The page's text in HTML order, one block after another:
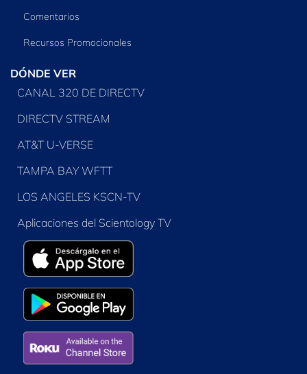
Comentarios
Recursos Promocionales
DÓNDE VER
CANAL 320 DE DIRECTV
DIRECTV STREAM
AT&T U-VERSE
TAMPA BAY WFTT
LOS ANGELES KSCN-TV
Aplicaciones del Scientology TV